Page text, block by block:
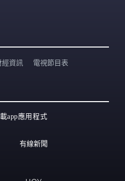
經資訊 電視節目表
app應用程式
有線新聞